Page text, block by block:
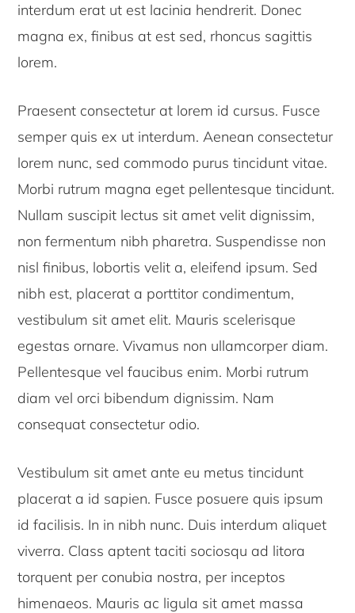
interdum erat ut est lacinia hendrerit. Donec
magna ex, finibus at est sed, rhoncus sagittis
lorem.
Praesent consectetur at lorem id cursus. Fusce
semper quis ex ut interdum. Aenean consectetur
lorem nunc, sed commodo purus tincidunt vitae.
Morbi rutrum magna eget pellentesque tincidunt.
Nullam suscipit lectus sit amet velit dignissim,
non fermentum nibh pharetra. Suspendisse non
nisl finibus, lobortis velit a, eleifend ipsum. Sed
nibh est, placerat a porttitor condimentum,
vestibulum sit amet elit. Mauris scelerisque
egestas ornare. Vivamus non ullamcorper diam.
Pellentesque vel faucibus enim. Morbi rutrum
diam vel orci bibendum dignissim. Nam
consequat consectetur odio.
Vestibulum sit amet ante eu metus tincidunt
placerat a id sapien. Fusce posuere quis ipsum
id facilisis. In in nibh nunc. Duis interdum aliquet
viverra. Class aptent taciti sociosqu ad litora
torquent per conubia nostra, per inceptos
himenaeos. Mauris ac ligula sit amet massa